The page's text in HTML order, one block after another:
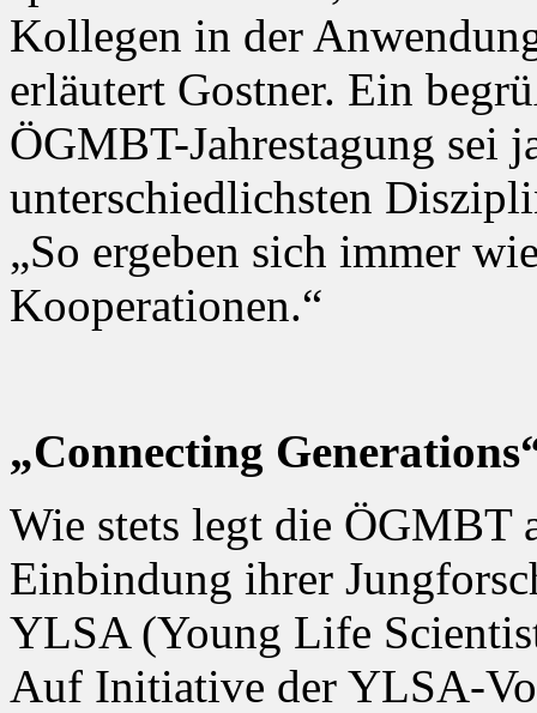
Kollegen in der
erläutert Gostner. Ein
ÖGMBT-Jahrestagung sei
unterschiedlichsten
„So ergeben sich immer
Kooperationen.“
„Connecting
Wie stets legt die ÖGMBT
Einbindung ihrer
YLSA (Young Life
Auf Initiative der YLSA-